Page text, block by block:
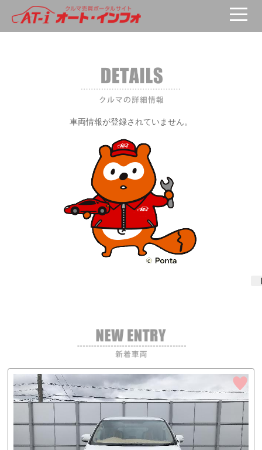
車両が選択されていません。
車両情報が登録されていません。